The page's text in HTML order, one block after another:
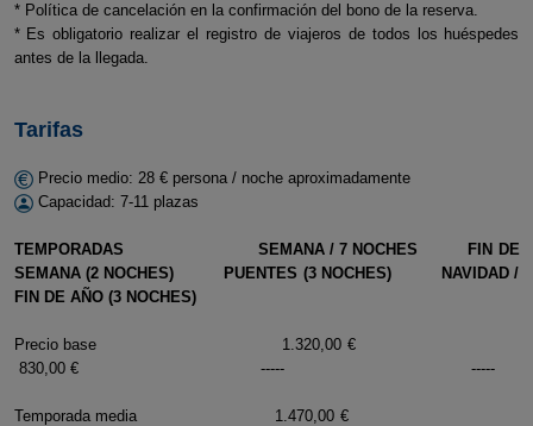
* Política de cancelación en la confirmación del bono de la reserva.
* Es obligatorio realizar el registro de viajeros de todos los huéspedes
antes de la llegada.
Tarifas
Precio medio: 28 € persona / noche aproximadamente
Capacidad: 7-11 plazas
TEMPORADAS SEMANA / 7 NOCHES FIN DE
SEMANA (2 NOCHES) PUENTES (3 NOCHES) NAVIDAD /
FIN DE AÑO (3 NOCHES)
Precio base 1.320,00 €
830,00 € ----- -----
Temporada media 1.470,00 €